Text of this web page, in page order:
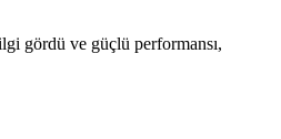
gördü ve güçlü performansı,